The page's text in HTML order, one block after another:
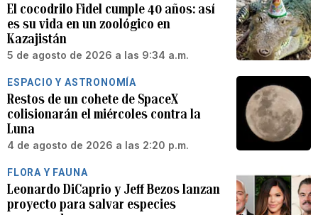
El cocodrilo Fidel cumple 40 años: así
es su vida en un zoológico en
Kazajistán
5 de agosto de 2026 a las 9:34 a.m.
ESPACIO Y ASTRONOMÍA
Restos de un cohete de SpaceX
colisionarán el miércoles contra la
Luna
4 de agosto de 2026 a las 2:20 p.m.
FLORA Y FAUNA
Leonardo DiCaprio y Jeff Bezos lanzan
proyecto para salvar especies